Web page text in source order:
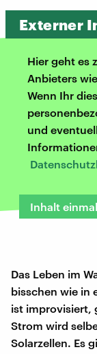
Externer
Hier geht es
Anbieters
Wenn Ihr
und
Inhalt
Das Leben im
bisschen wie in
ist improvisiert,
Strom wird
Solarzellen. Es